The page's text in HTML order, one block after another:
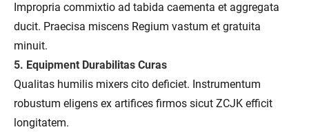
Impropria commixtio ad tabida caementa et aggregata
ducit. Praecisa miscens Regium vastum et gratuita
minuit.
5. Equipment Durabilitas Curas
Qualitas humilis mixers cito deficiet. Instrumentum
robustum eligens ex artifices firmos sicut ZCJK efficit
longitatem.